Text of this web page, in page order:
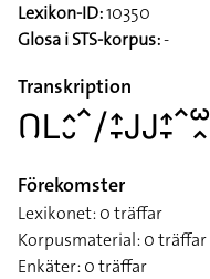
Lexikon-ID:10350
Glosa i STS-korpus:-
Transkription
􌤂􌥈􌤵􌤷􌥦􌥠􌤴􌥙􌤢􌤢􌤴􌥙􌥦􌥱􌥿
Förekomster
Lexikonet: 0 träffar
Korpusmaterial: 0 träffar
Enkäter: 0 träffar